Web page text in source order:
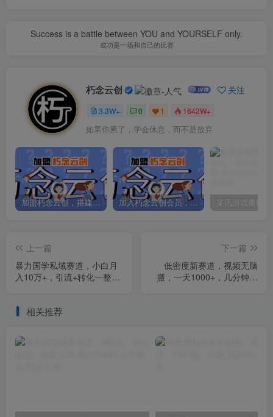
Success is a battle between YOU and YOURSELF only.
成功是一场和自己的比赛
朽念云创 关注
3.3W+ 0 1 1642W+
如果你累了，学会休息，而不是放弃
加盟朽念云创，搭建同款项目资源站，实现日入2000+ 加入朽念云创会员，全站资源免费学习。
上一篇
暴力国学私域赛道，小白月
入10万+，引流+转化一整套
下一篇
低密度新赛道，视频无脑
搬，一天1000+，几分钟一
相关推荐